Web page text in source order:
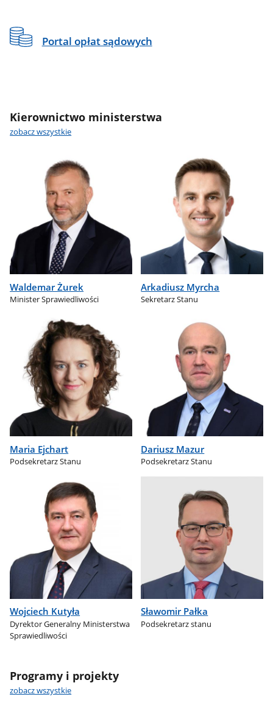
Portal opłat sądowych
Kierownictwo ministerstwa
zobacz wszystkie
Waldemar Żurek
Minister Sprawiedliwości
Arkadiusz Myrcha
Sekretarz Stanu
Maria Ejchart
Podsekretarz Stanu
Dariusz Mazur
Podsekretarz Stanu
Wojciech Kutyła
Dyrektor Generalny Ministerstwa
Sprawiedliwości
Sławomir Pałka
Podsekretarz stanu
Programy i projekty
zobacz wszystkie